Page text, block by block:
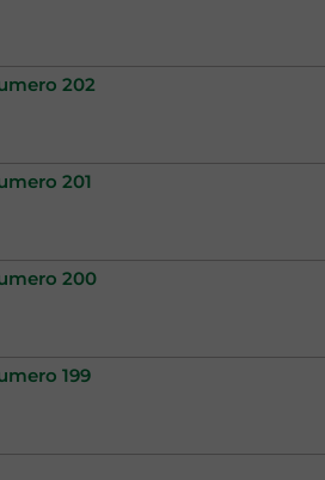
202
201
200
199